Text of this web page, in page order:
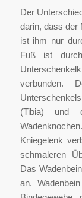
Der
darin, dass der
ist ihm nur
Fuß ist
verbunden.
(Tibia) und
Kniegelenk
schmaleren
Das
an.